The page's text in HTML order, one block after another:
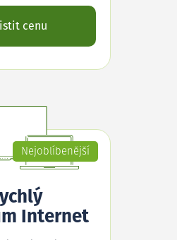
cenu
Nejoblíbenější
Internet